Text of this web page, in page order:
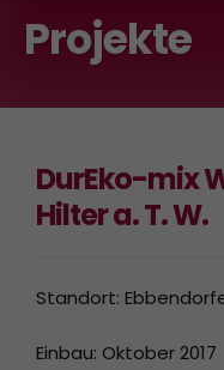
Projekte
DurEko-mix
Hilter a. T. W.
Standort:
Einbau: Oktober 2017